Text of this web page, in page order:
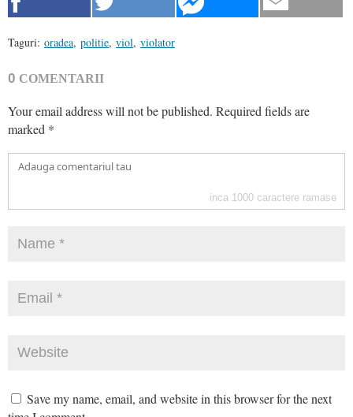
Taguri: oradea, politie, viol, violator
0 COMENTARII
Your email address will not be published. Required fields are
marked *
inca 1000 caractere ramase
Save my name, email, and website in this browser for the next